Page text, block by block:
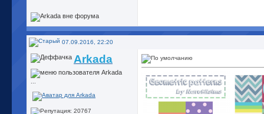
07.09.2016, 22:20
Arkada